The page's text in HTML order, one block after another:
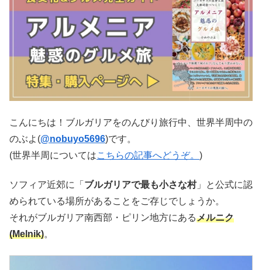
こんにちは！ブルガリアをのんびり旅行中、世界半周中の
のぶよ(@nobuyo5696)です。
(世界半周についてはこちらの記事へどうぞ。 )
ソフィア近郊に「 ブルガリアで最も小さな村」と公式に認
められている場所があることをご存じでしょうか。
それがブルガリア南西部・ピリン地方にあるメルニク
(Melnik)。